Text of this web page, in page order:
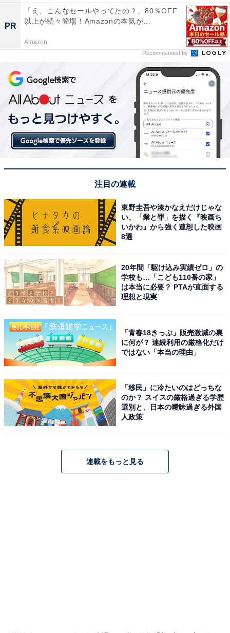
PR
「え、こんなセールやってたの？」80％OFF
以上が続々登場！Amazonの本気が...
Amazon
Recommended by
注目の連載
東野圭吾や湊かなえだけじゃな
い、「業と罪」を描く『映画ち
いかわ』から強く連想した映画
8選
20年間「駆け込み実績ゼロ」の
学校も…「こども110番の家」
は本当に必要？ PTAが直面する
理想と現実
「青春18きっぷ」販売激減の裏
に何が？ 連続利用の厳格化だけ
ではない「本当の理由」
「移民」に冷たいのはどっちな
のか？ スイスの厳格過ぎる学歴
選別と、日本の曖昧過ぎる外国
人政策
連載をもっと見る